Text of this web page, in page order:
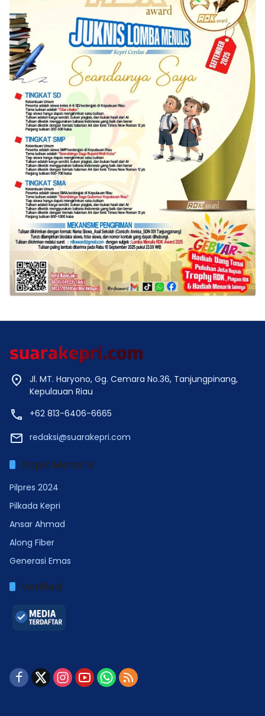
Jl. MT. Haryono, Gg. Cemara No.36, Tanjungpinang,
Kepulauan Riau
+62 813-6406-6665
redaksi@suarakepri.com
Topik Menarik
Pilpres 2024
Pilkada Kepri
Ansar Ahmad
Along Fiber
Generasi Emas
Verified